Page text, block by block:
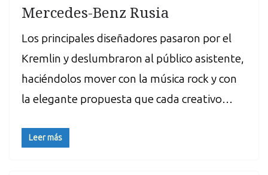
Mercedes-Benz Rusia
Los principales diseñadores pasaron por el
Kremlin y deslumbraron al público asistente,
haciéndolos mover con la música rock y con
la elegante propuesta que cada creativo…
Leer más